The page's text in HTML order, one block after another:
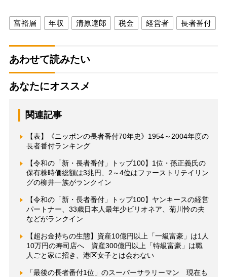
富裕層 年収 清原達郎 税金 経営者 長者番付
あわせて読みたい
あなたにオススメ
関連記事
【表】《ニッポンの長者番付70年史》1954～2004年度の
長者番付ランキング
【令和の「新・長者番付」トップ100】1位・孫正義氏の
保有株時価総額は3兆円、2～4位はファーストリテイリン
グの柳井一族がランクイン
【令和の「新・長者番付」トップ100】ヤンキースの経営
パートナー、33歳日本人最年少ビリオネア、菊川怜の夫
などがランクイン
【超お金持ちの生態】資産10億円以上「一級富豪」は1人
10万円の寿司店へ 資産300億円以上「特級富豪」は職
人ごと家に招き、港区女子とは会わない
「最後の長者番付1位」のスーパーサラリーマン 現在も